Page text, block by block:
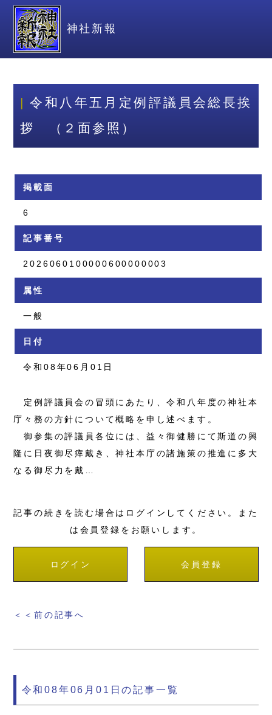
神社新報
令和八年五月定例評議員会総長挨
拶 （２面参照）
掲載面
6
記事番号
2026060100000600000003
属性
一般
日付
令和08年06月01日
定例評議員会の冒頭にあたり、令和八年度の神社本
庁々務の方針について概略を申し述べます。
御参集の評議員各位には、益々御健勝にて斯道の興
隆に日夜御尽瘁戴き、神社本庁の諸施策の推進に多大
なる御尽力を戴…
記事の続きを読む場合はログインしてください。また
は会員登録をお願いします。
ログイン 会員登録
＜＜前の記事へ
令和08年06月01日の記事一覧